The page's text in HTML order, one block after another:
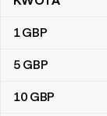
Tabela przeliczeń
1GBP
5 GBP
10 GBP